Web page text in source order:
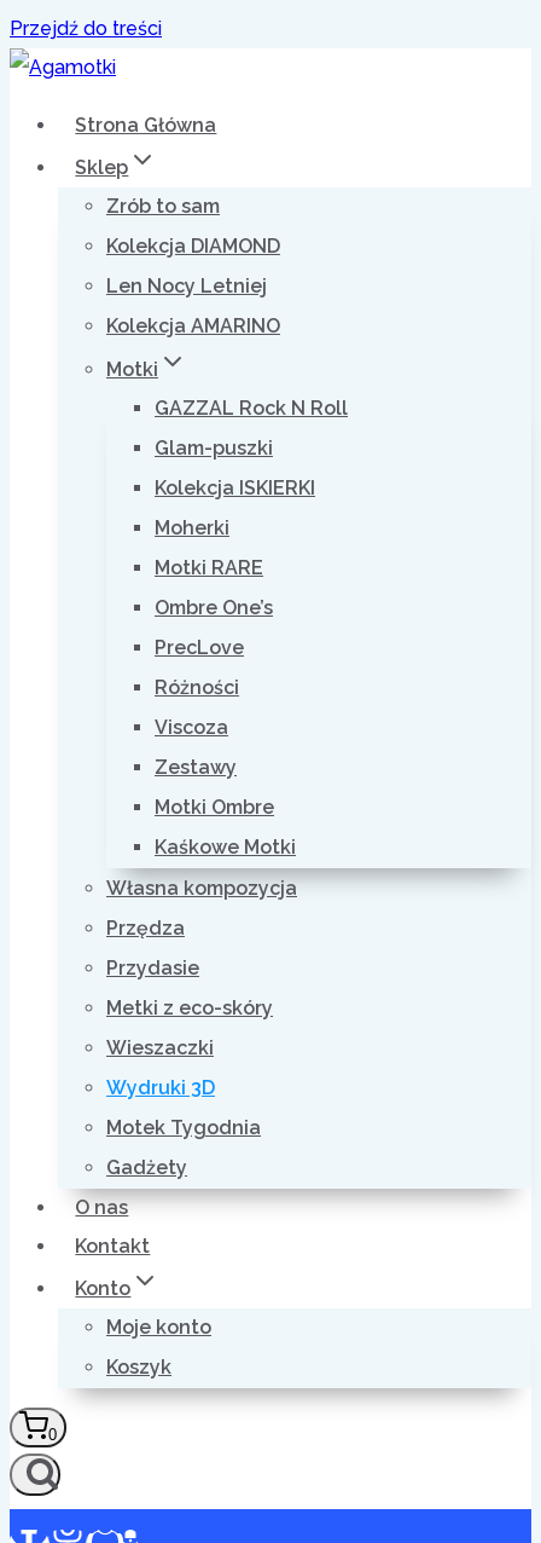
Przejdź do treści
Strona Główna
Sklep
Zrób to sam
Kolekcja DIAMOND
Len Nocy Letniej
Kolekcja AMARINO
Motki
GAZZAL Rock N Roll
Glam-puszki
Kolekcja ISKIERKI
Moherki
Motki RARE
Ombre One’s
PrecLove
Różności
Viscoza
Zestawy
Motki Ombre
Kaśkowe Motki
Własna kompozycja
Przędza
Przydasie
Metki z eco-skóry
Wieszaczki
Wydruki 3D
Motek Tygodnia
Gadżety
O nas
Kontakt
Konto
Moje konto
Koszyk
0